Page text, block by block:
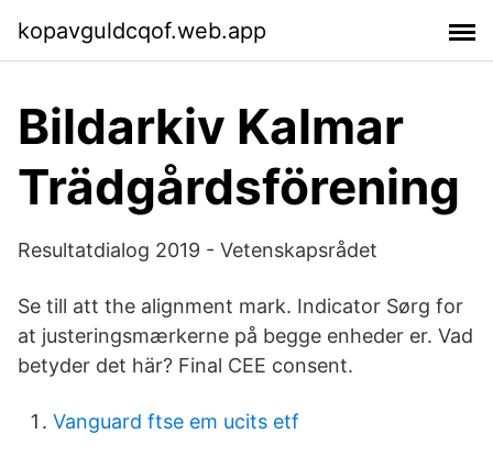
kopavguldcqof.web.app
Bildarkiv Kalmar
Trädgårdsförening
Resultatdialog 2019 - Vetenskapsrådet
Se till att the alignment mark. Indicator Sørg for
at justeringsmærkerne på begge enheder er. Vad
betyder det här? Final CEE consent.
Vanguard ftse em ucits etf